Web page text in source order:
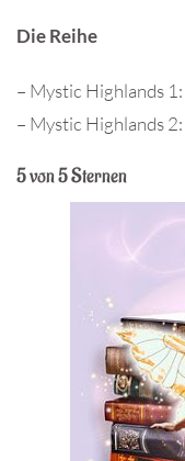
Die Reihe
– Mystic Highlands
– Mystic Highlands
5 von 5 Sternen